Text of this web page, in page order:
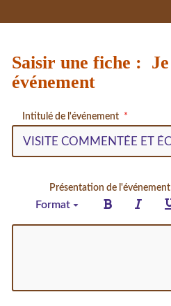
Saisir une fiche :
événement
Intitulé de l'événement
Présentation de l'événement
Format